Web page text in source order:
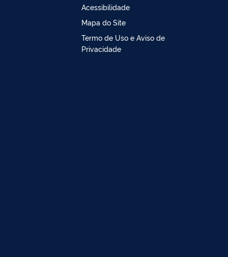
Acessibilidade
Mapa do Site
Termo de Uso e Aviso de
Privacidade